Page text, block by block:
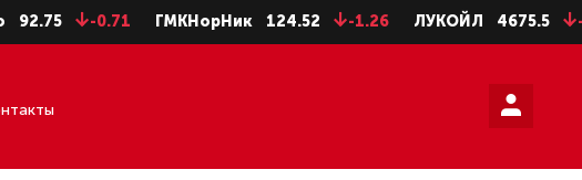
-0.71 ГМКНорНик 124.52 -1.26 ЛУКОЙЛ 4675.5 -28.5